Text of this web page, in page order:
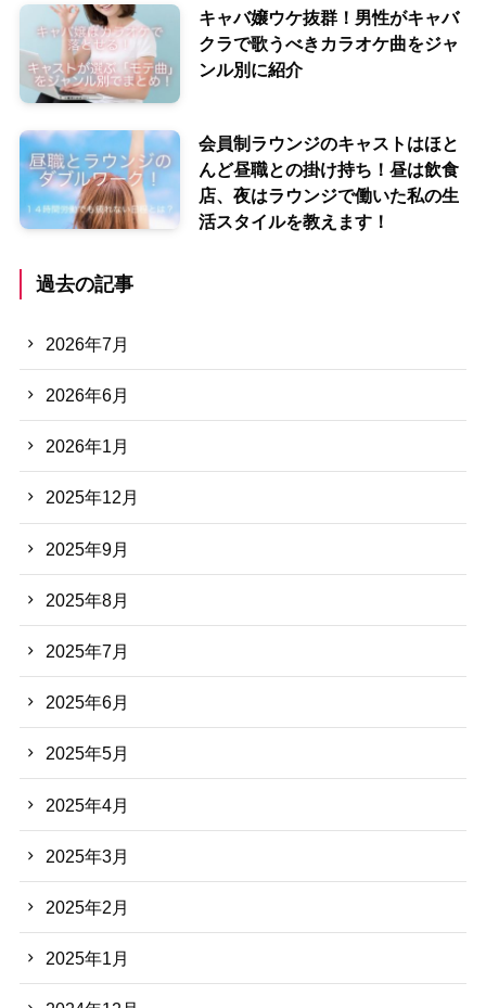
キャバ嬢ウケ抜群！男性がキャバ
クラで歌うべきカラオケ曲をジャ
ンル別に紹介
会員制ラウンジのキャストはほと
んど昼職との掛け持ち！昼は飲食
店、夜はラウンジで働いた私の生
活スタイルを教えます！
過去の記事
2026年7月
2026年6月
2026年1月
2025年12月
2025年9月
2025年8月
2025年7月
2025年6月
2025年5月
2025年4月
2025年3月
2025年2月
2025年1月